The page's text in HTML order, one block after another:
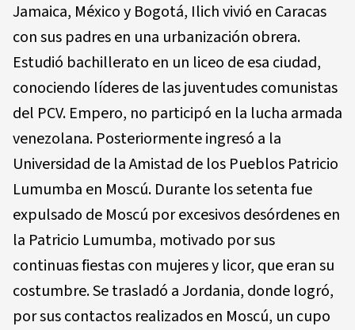
Jamaica, México y Bogotá, Ilich vivió en Caracas
con sus padres en una urbanización obrera.
Estudió bachillerato en un liceo de esa ciudad,
conociendo líderes de las juventudes comunistas
del PCV. Empero, no participó en la lucha armada
venezolana. Posteriormente ingresó a la
Universidad de la Amistad de los Pueblos Patricio
Lumumba en Moscú. Durante los setenta fue
expulsado de Moscú por excesivos desórdenes en
la Patricio Lumumba, motivado por sus
continuas fiestas con mujeres y licor, que eran su
costumbre. Se trasladó a Jordania, donde logró,
por sus contactos realizados en Moscú, un cupo